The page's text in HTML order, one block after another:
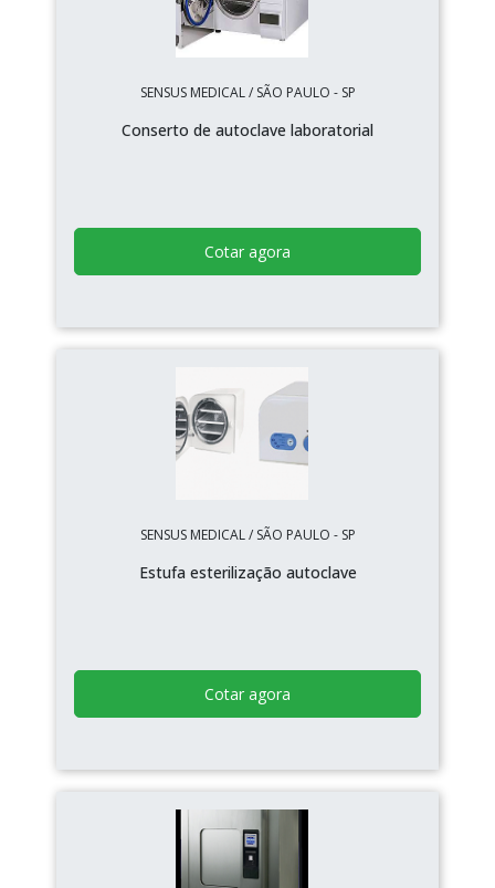
SENSUS MEDICAL / SÃO PAULO - SP
Conserto de autoclave laboratorial
Cotar agora
SENSUS MEDICAL / SÃO PAULO - SP
Estufa esterilização autoclave
Cotar agora